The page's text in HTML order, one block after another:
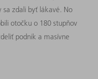
sa zdali byť lákavé. No
otočku o 180 stupňov
podnik a masívne